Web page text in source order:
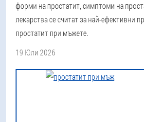
форми на простатит, симптоми на
лекарства се считат за най-ефективни
простатит при мъжете.
19 Юли 2026